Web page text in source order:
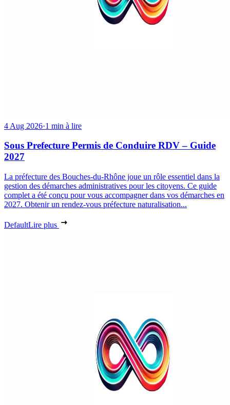
4 Aug 2026·1 min à lire
Sous Prefecture Permis de Conduire RDV – Guide
2027
La préfecture des Bouches-du-Rhône joue un rôle essentiel dans la
gestion des démarches administratives pour les citoyens. Ce guide
complet a été conçu pour vous accompagner dans vos démarches en
2027. Obtenir un rendez-vous préfecture naturalisation...
DefaultLire plus